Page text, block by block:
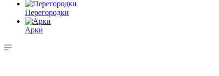
Перегородки
Арки